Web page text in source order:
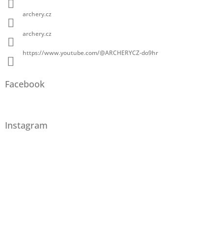
archery.cz
archery.cz
https://www.youtube.com/@ARCHERYCZ-do9hr
Facebook
Instagram